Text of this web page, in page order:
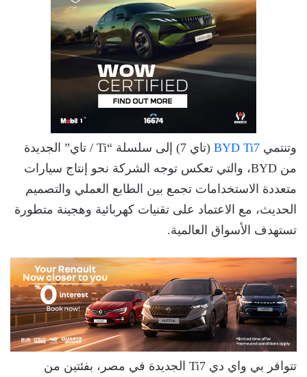
وتنتمي BYD Ti7
(تاي 7) إلى سلسلة “Ti / تاي” الجديدة
من BYD، والتي تعكس توجه الشركة نحو إنتاج سيارات
متعددة الاستخدامات تجمع بين الطابع العملي والتصميم
الحديث، مع الاعتماد على تقنيات كهربائية وهجينة متطورة
تستهدف الأسواق العالمية.
تتوافر بي واي دي Ti7 الجديدة في مصر، بفئتين من